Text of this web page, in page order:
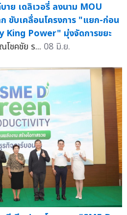
าย เดลิเวอรี่ ลงนาม MOU
ขับเคลื่อนโครงการ "แยก-ก่อน
King Power" มุ่งจัดการขยะ
ชคชัย ร... 08 มิ.ย.